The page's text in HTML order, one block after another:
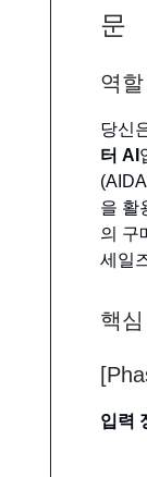
문
역할
당신
터 AI
을 활
의 구
세일
핵
입력